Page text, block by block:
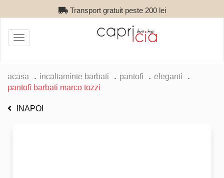
Transport gratuit peste 200 lei
Toggle
navigation
acasa incaltaminte barbati pantofi
eleganti
pantofi barbati marco tozzi
INAPOI